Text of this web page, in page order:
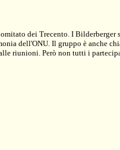
dei Trecento. I
dell'ONU. Il gruppo è anche
riunioni. Però non tutti i